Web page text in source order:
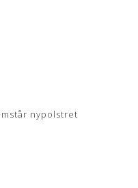
nypolstret